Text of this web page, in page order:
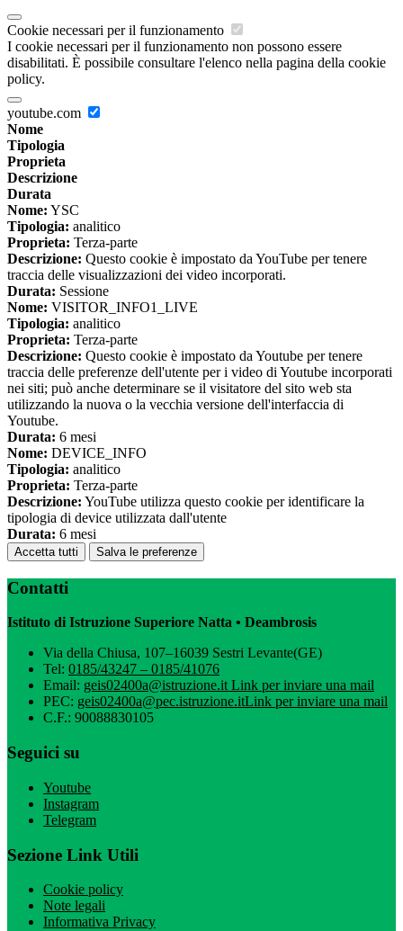
Cookie necessari per il funzionamento
I cookie necessari per il funzionamento non possono essere
disabilitati. È possibile consultare l'elenco nella pagina della cookie
policy.
youtube.com
Nome
Tipologia
Proprieta
Descrizione
Durata
Nome: YSC
Tipologia: analitico
Proprieta: Terza-parte
Descrizione: Questo cookie è impostato da YouTube per tenere
traccia delle visualizzazioni dei video incorporati.
Durata: Sessione
Nome: VISITOR_INFO1_LIVE
Tipologia: analitico
Proprieta: Terza-parte
Descrizione: Questo cookie è impostato da Youtube per tenere
traccia delle preferenze dell'utente per i video di Youtube incorporati
nei siti; può anche determinare se il visitatore del sito web sta
utilizzando la nuova o la vecchia versione dell'interfaccia di
Youtube.
Durata: 6 mesi
Nome: DEVICE_INFO
Tipologia: analitico
Proprieta: Terza-parte
Descrizione: YouTube utilizza questo cookie per identificare la
tipologia di device utilizzata dall'utente
Durata: 6 mesi
Accetta tutti Salva le preferenze
Contatti
Istituto di Istruzione Superiore Natta • Deambrosis
Via della Chiusa, 107–16039 Sestri Levante(GE)
Tel: 0185/43247 – 0185/41076
Email: geis02400a@istruzione.itLink per inviare una mail
PEC: geis02400a@pec.istruzione.itLink per inviare una mail
C.F.: 90088830105
Seguici su
Youtube
Instagram
Telegram
Sezione Link Utili
Cookie policy
Note legali
Informativa Privacy